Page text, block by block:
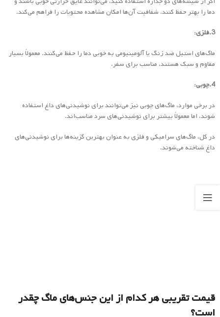
دما را بهتر حفظ کنند. شفافیت آن‌ها امکان مشاهده محتویات را فراهم می‌کند.
3.فلزی:
ماگ‌های استیل ضد زنگ یا آلومینیومی به خوبی دما را حفظ می‌کنند. معمولاً بسیار
مقاوم و سبک هستند، مناسب برای سفر.
4.چوبی:
در برخی موارد، ماگ‌های چوبی نیز می‌توانند برای نوشیدنی‌های داغ استفاده
شوند، اما معمولاً بیشتر برای نوشیدنی‌های سرد مناسب‌اند.
در کل، ماگ‌های سرامیکی و فلزی به عنوان بهترین گزینه‌ها برای نوشیدنی‌های
داغ شناخته می‌شوند.
قیمت تقریبی هر کدام از این جنس‌های ماگ چقدر
است؟